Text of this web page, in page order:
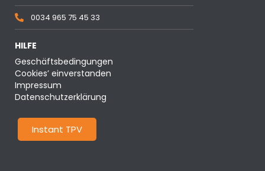
0034 965 75 45 33
HILFE
Geschäftsbedingungen
Cookies’ einverstanden
Impressum
Datenschutzerklärung
Instant TPV